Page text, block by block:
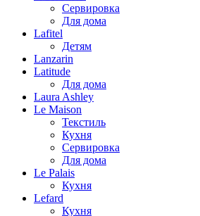
Сервировка
Для дома
Lafitel
Детям
Lanzarin
Latitude
Для дома
Laura Ashley
Le Maison
Текстиль
Кухня
Сервировка
Для дома
Le Palais
Кухня
Lefard
Кухня